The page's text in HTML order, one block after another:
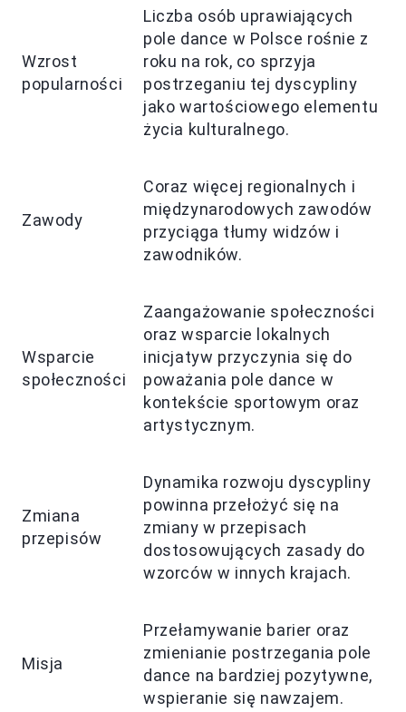
Wzrost
popularności
Liczba osób uprawiających
pole dance w Polsce rośnie z
roku na rok, co sprzyja
postrzeganiu tej dyscypliny
jako wartościowego elementu
życia kulturalnego.
Zawody
Coraz więcej regionalnych i
międzynarodowych zawodów
przyciąga tłumy widzów i
zawodników.
Wsparcie
społeczności
Zaangażowanie społeczności
oraz wsparcie lokalnych
inicjatyw przyczynia się do
poważania pole dance w
kontekście sportowym oraz
artystycznym.
Zmiana
przepisów
Dynamika rozwoju dyscypliny
powinna przełożyć się na
zmiany w przepisach
dostosowujących zasady do
wzorców w innych krajach.
Misja
Przełamywanie barier oraz
zmienianie postrzegania pole
dance na bardziej pozytywne,
wspieranie się nawzajem.